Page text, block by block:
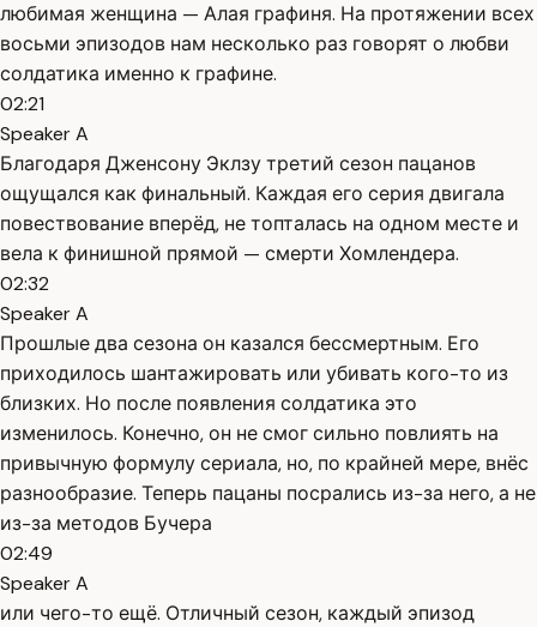
любимая женщина — Алая графиня. На протяжении всех
восьми эпизодов нам несколько раз говорят о любви
солдатика именно к графине.
02:21
Speaker A
Благодаря Дженсону Эклзу третий сезон пацанов
ощущался как финальный. Каждая его серия двигала
повествование вперёд, не топталась на одном месте и
вела к финишной прямой — смерти Хомлендера.
02:32
Speaker A
Прошлые два сезона он казался бессмертным. Его
приходилось шантажировать или убивать кого-то из
близких. Но после появления солдатика это
изменилось. Конечно, он не смог сильно повлиять на
привычную формулу сериала, но, по крайней мере, внёс
разнообразие. Теперь пацаны посрались из-за него, а не
из-за методов Бучера
02:49
Speaker A
или чего-то ещё. Отличный сезон, каждый эпизод